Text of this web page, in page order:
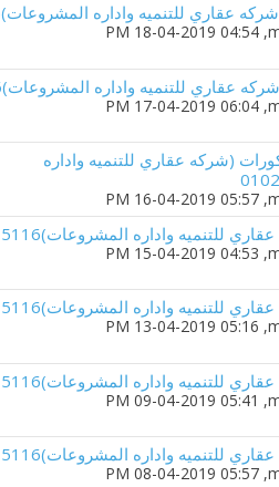
للتنميه واداره المشروعات)01020115116
‏, 18-04-2019 04:54 PM
عقاري للتنميه واداره المشروعات)01020115116
‏, 17-04-2019 06:04 PM
(شركه عقاري للتنميه واداره
‏, 16-04-2019 05:57 PM
واداره المشروعات)01020115116
‏, 15-04-2019 04:53 PM
واداره المشروعات)01020115116
‏, 13-04-2019 05:16 PM
واداره المشروعات)01020115116
‏, 09-04-2019 05:41 PM
واداره المشروعات)01020115116
‏, 08-04-2019 05:57 PM